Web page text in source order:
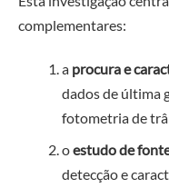
complementares:
a procura e
dados de última
fotometria de
oestudo de
detecção e